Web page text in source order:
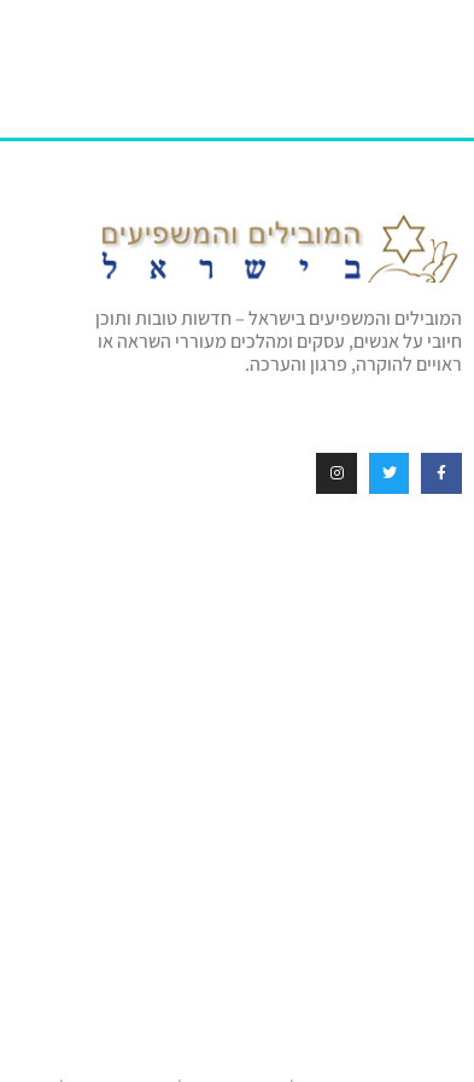
המובילים והמשפיעים בישראל – חדשות טובות ותוכן
חיובי על אנשים, עסקים ומהלכים מעוררי השראה או
ראויים להוקרה, פרגון והערכה.